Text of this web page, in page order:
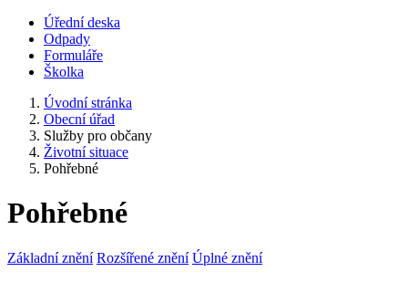
Úřední deska
Odpady
Formuláře
Školka
Úvodní stránka
Obecní úřad
Služby pro občany
Životní situace
Pohřebné
Pohřebné
Základní znění Rozšířené znění Úplné znění